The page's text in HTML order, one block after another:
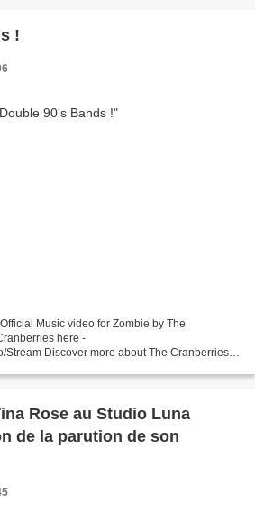
!
Music video for Zombie by The
here -
Stream Discover more about The Cranberries:
Rose au Studio Luna
de la parution de son